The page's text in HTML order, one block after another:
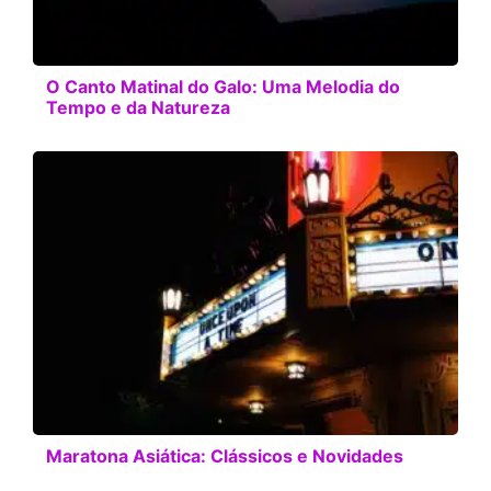
O Canto Matinal do Galo: Uma Melodia do
Tempo e da Natureza
Maratona Asiática: Clássicos e Novidades